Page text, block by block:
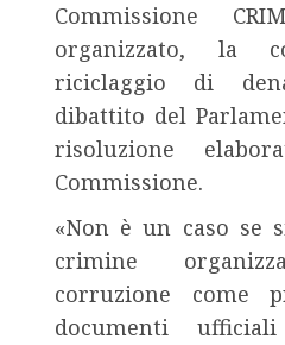
Commissione
organizzato, la
riciclaggio di
dibattito del
risoluzione
Commissione.
«Non è un caso se
crimine
corruzione come
documenti